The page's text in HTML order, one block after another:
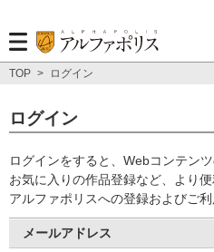
TOP > ログイン
ログイン
ログインをすると、Webコンテン
お気に入りの作品登録など、より
アルファポリスへの登録およびご利
メールアドレス